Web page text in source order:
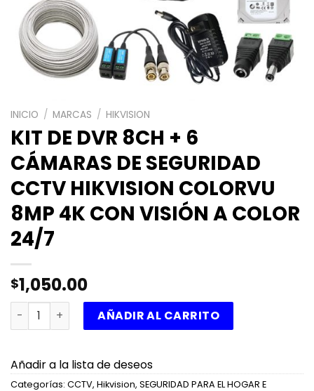
INICIO / MARCAS / HIKVISION
KIT DE DVR 8CH + 6
CÁMARAS DE SEGURIDAD
CCTV HIKVISION COLORVU
8MP 4K CON VISIÓN A COLOR
24/7
$1,050.00
KIT DE DVR 8CH + 6 CÁMARAS DE SEGURIDAD CCTV
AÑADIR AL CARRITO
Añadir a la lista de deseos
Categorías: CCTV, Hikvision, SEGURIDAD PARA EL HOGAR E